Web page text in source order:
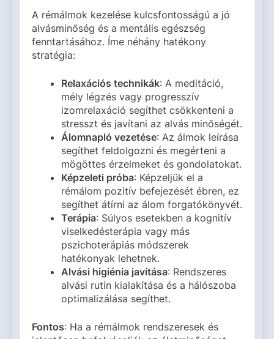
A rémálmok kezelése kulcsfontosságú a jó
alvásminőség és a mentális egészség
fenntartásához. Íme néhány hatékony
stratégia:
Relaxációs technikák: A meditáció,
mély légzés vagy progresszív
izomrelaxáció segíthet csökkenteni a
stresszt és javítani az alvás minőségét.
Álomnapló vezetése: Az álmok leírása
segíthet feldolgozni és megérteni a
mögöttes érzelmeket és gondolatokat.
Képzeleti próba: Képzeljük el a
rémálom pozitív befejezését ébren, ez
segíthet átírni az álom forgatókönyvét.
Terápia: Súlyos esetekben a kognitív
viselkedésterápia vagy más
pszichoterápiás módszerek
hatékonyak lehetnek.
Alvási higiénia javítása: Rendszeres
alvási rutin kialakítása és a hálószoba
optimalizálása segíthet.
Fontos: Ha a rémálmok rendszeresek és